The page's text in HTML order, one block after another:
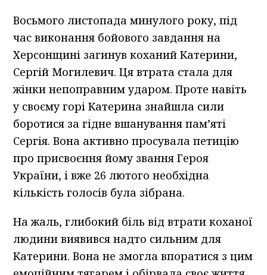
Восьмого листопада минулого року, під
час виконання бойового завдання на
Херсонщині загинув коханий Катерини,
Сергій Могилевич. Ця втрата стала для
жінки непоправним ударом. Проте навіть
у своєму горі Катерина знайшла сили
боротися за гідне вшанування пам’яті
Сергія. Вона активно просувала петицію
про присвоєння йому звання Героя
України, і вже 26 лютого необхідна
кількість голосів була зібрана.
На жаль, глибокий біль від втрати коханої
людини виявився надто сильним для
Катерини. Вона не змогла впоратися з цим